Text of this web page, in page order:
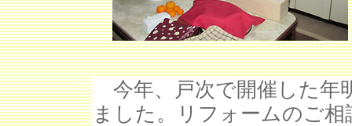
今年、戸次で開催した年
ました。リフォームのご